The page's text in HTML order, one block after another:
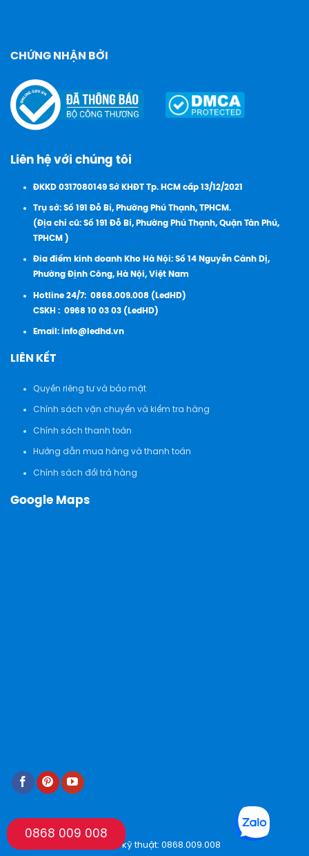
CHỨNG NHẬN BỞI
Liên hệ với chúng tôi
ĐKKD 0317080149 Sở KHĐT Tp. HCM cấp 13/12/2021
Trụ sở: Số 191 Đỗ Bí, Phường Phú Thạnh, TPHCM.
(Địa chỉ cũ: Số 191 Đỗ Bí, Phường Phú Thạnh, Quận Tân Phú,
TPHCM )
Đia điểm kinh doanh Kho Hà Nội: Số 14 Nguyễn Cảnh Dị,
Phường Định Công, Hà Nội, Việt Nam
Hotline 24/7: 0868.009.008 (LedHD)
CSKH : 0968 10 03 03 (LedHD)
Email:info@ledhd.vn
LIÊN KẾT
Quyền riêng tư và bảo mật
Chính sách vận chuyển và kiểm tra hàng
Chính sách thanh toán
Hướng dẫn mua hàng và thanh toán
Chính sách đổi trả hàng
Google Maps
Hotline kỹ thuật: 0868.009.008
0868 009 008